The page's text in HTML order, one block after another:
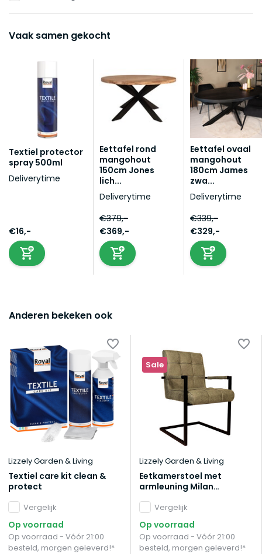
Vaak samen gekocht
Textiel protector
spray 500ml
Deliverytime
€16,-
Eettafel rond
mangohout
150cm Jones
lich...
Deliverytime
€379,-
€369,-
Eettafel ovaal
mangohout
180cm James
zwa...
Deliverytime
€339,-
€329,-
Anderen bekeken ook
Lizzely Garden & Living
Textiel care kit clean &
protect
Vergelijk
Op voorraad
Op voorraad - Vóór 21:00
besteld, morgen geleverd!*
Sale
Lizzely Garden & Living
Eetkamerstoel met
armleuning Milan
industrieel
Vergelijk
Op voorraad
Op voorraad - Vóór 21:00
besteld, morgen geleverd!*